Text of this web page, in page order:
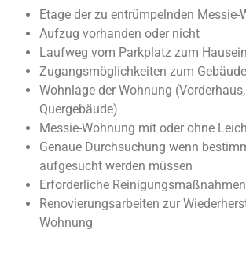
Etage der zu entrümpelnden Messie-
Aufzug vorhanden oder nicht
Laufweg vom Parkplatz zum
Zugangsmöglichkeiten zum Gebäude
Wohnlage der Wohnung
Quergebäude)
Messie-Wohnung mit oder ohne
Genaue Durchsuchung wenn
aufgesucht werden müssen
Erforderliche Reinigungsmaßnahmen
Renovierungsarbeiten zur
Wohnung